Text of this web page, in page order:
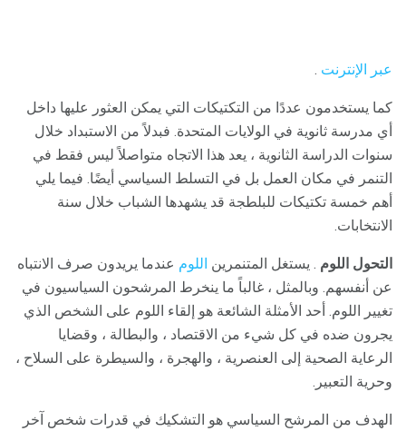
عبر الإنترنت .
كما يستخدمون عددًا من التكتيكات التي يمكن العثور عليها داخل
أي مدرسة ثانوية في الولايات المتحدة. فبدلاً من الاستبداد خلال
سنوات الدراسة الثانوية ، يعد هذا الاتجاه متواصلاً ليس فقط في
التنمر في مكان العمل بل في التسلط السياسي أيضًا. فيما يلي
أهم خمسة تكتيكات للبلطجة قد يشهدها الشباب خلال سنة
الانتخابات.
التحول اللوم . يستغل المتنمرين اللوم عندما يريدون صرف الانتباه
عن أنفسهم. وبالمثل ، غالباً ما ينخرط المرشحون السياسيون في
تغيير اللوم. أحد الأمثلة الشائعة هو إلقاء اللوم على الشخص الذي
يجرون ضده في كل شيء من الاقتصاد ، والبطالة ، وقضايا
الرعاية الصحية إلى العنصرية ، والهجرة ، والسيطرة على السلاح ،
وحرية التعبير.
الهدف من المرشح السياسي هو التشكيك في قدرات شخص آخر